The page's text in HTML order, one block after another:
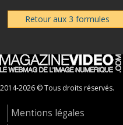
Retour aux 3 formules
2014-2026 © Tous droits réservés.
Mentions légales